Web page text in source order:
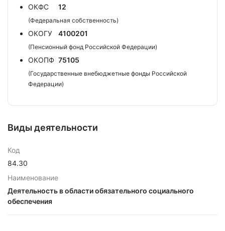
ОКФС 12
(Федеральная собственность)
ОКОГУ 4100201
(Пенсионный фонд Российской Федерации)
ОКОПФ 75105
(Государственные внебюджетные фонды Российской
Федерации)
Виды деятельности
Код
84.30
Наименование
Деятельность в области обязательного социального
обеспечения